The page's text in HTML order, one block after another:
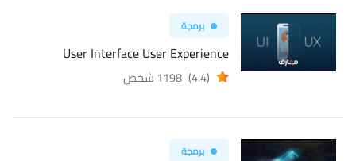
برمجة
User Interface User Experience
(4.4) 1198 شخص
برمجة